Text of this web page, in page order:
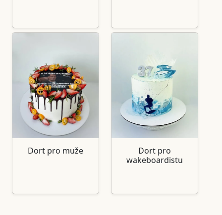
Dort pro muže
Dort pro
wakeboardistu